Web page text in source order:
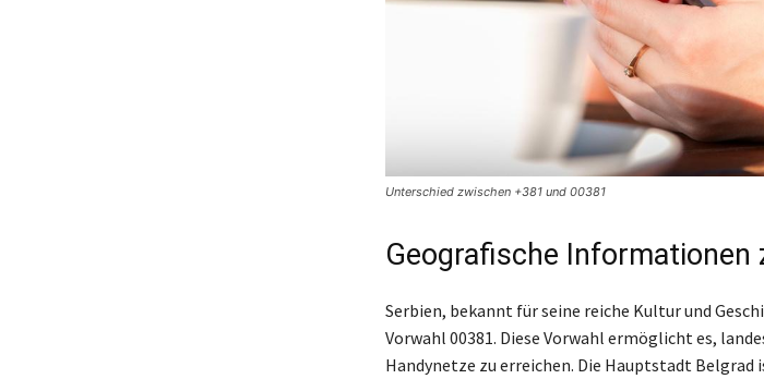
Unterschied zwischen +381 und 00381
Geografische Informationen
Serbien, bekannt für seine reiche Kultur und
Vorwahl 00381. Diese Vorwahl ermöglicht es,
Handynetze zu erreichen. Die Hauptstadt